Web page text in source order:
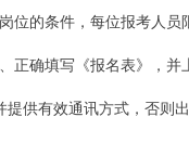
的条件，每位报考人员
确填写《报名表》，并
供有效通讯方式，否则